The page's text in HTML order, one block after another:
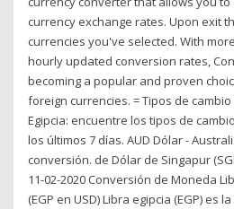
currency exchange rates. Upon exit
currencies you've selected. With
hourly updated conversion rates,
becoming a popular and proven
foreign currencies. = Tipos de
Egipcia: encuentre los tipos de
los últimos 7 días. AUD Dólar -
conversión. de Dólar de Singapur
11-02-2020 Conversión de Moneda
(EGP en USD) Libra egipcia (EGP) es